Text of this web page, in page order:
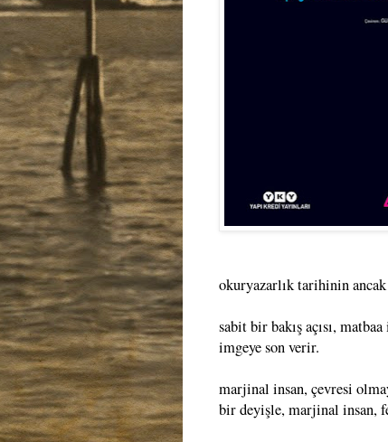
okuryazarlık tarihinin
sabit bir bakış açısı,
imgeye son verir.
marjinal insan, çevresi
bir deyişle, marjinal insan,